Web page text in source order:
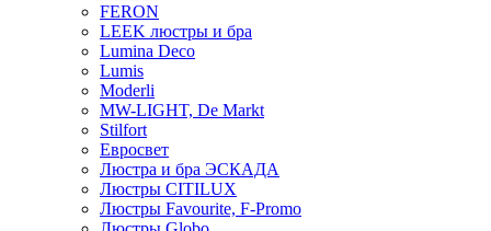
FERON
LEEK люстры и бра
Lumina Deco
Lumis
Moderli
MW-LIGHT, De Markt
Stilfort
Евросвет
Люстра и бра ЭСКАДА
Люстры CITILUX
Люстры Favourite, F-Promo